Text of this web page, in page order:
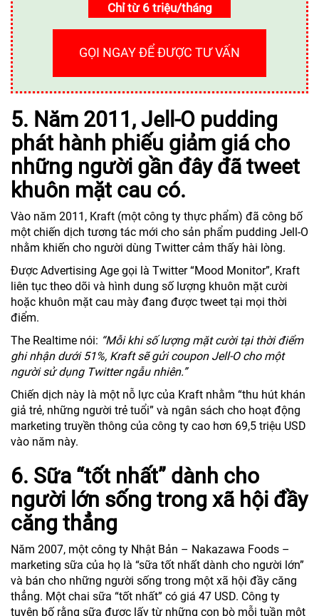
Chỉ từ 6 triệu/tháng
GỌI NGAY ĐỂ ĐƯỢC TƯ VẤN
5. Năm 2011, Jell-O pudding
phát hành phiếu giảm giá cho
những người gần đây đã tweet
khuôn mặt cau có.
Vào năm 2011, Kraft (một công ty thực phẩm) đã công bố
một chiến dịch tương tác mới cho sản phẩm pudding Jell-O
nhằm khiến cho người dùng Twitter cảm thấy hài lòng.
Được Advertising Age gọi là Twitter “Mood Monitor”, Kraft
liên tục theo dõi và hình dung số lượng khuôn mặt cười
hoặc khuôn mặt cau mày đang được tweet tại mọi thời
điểm.
The Realtime nói: “Mỗi khi số lượng mặt cười tại thời điểm
ghi nhận dưới 51%, Kraft sẽ gửi coupon Jell-O cho một
người sử dụng Twitter ngẫu nhiên.”
Chiến dịch này là một nỗ lực của Kraft nhằm “thu hút khán
giả trẻ, những người trẻ tuổi” và ngân sách cho hoạt động
marketing truyền thông của công ty cao hơn 69,5 triệu USD
vào năm này.
6. Sữa “tốt nhất” dành cho
người lớn sống trong xã hội đầy
căng thẳng
Năm 2007, một công ty Nhật Bản – Nakazawa Foods –
marketing sữa của họ là “sữa tốt nhất dành cho người lớn”
và bán cho những người sống trong một xã hội đầy căng
thẳng. Một chai sữa “tốt nhất” có giá 47 USD. Công ty
tuyên bố rằng sữa được lấy từ những con bò mỗi tuần một